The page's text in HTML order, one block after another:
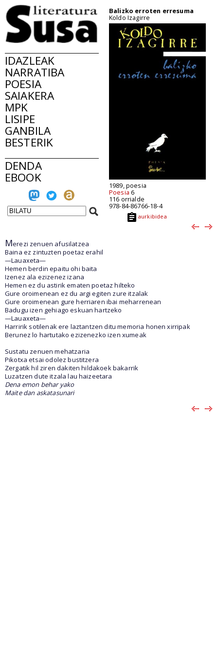
IDAZLEAK
NARRATIBA
POESIA
SAIAKERA
MPK
LISIPE
GANBILA
BESTERIK
DENDA
EBOOK
Balizko erroten erresuma
Koldo Izagirre
1989, poesia
Poesia 6
116 orrialde
978-84-86766-18-4
aurkibidea
Merezi zenuen afusilatzea
Baina ez zintuzten poetaz erahil
—Lauaxeta—
Hemen berdin epaitu ohi baita
Izenez ala ezizenez izana
Hemen ez du astirik ematen poetaz hilteko
Gure oroimenean ez du argi egiten zure itzalak
Gure oroimenean gure herriaren ibai meharrenean
Badugu izen gehiago eskuan hartzeko
—Lauaxeta—
Harririk sotilenak ere laztantzen ditu memoria honen xirripak
Berunez lo hartutako ezizenezko izen xumeak
Sustatu zenuen mehatzaria
Pikotxa etsai odolez bustitzera
Zergatik hil ziren dakiten hildakoek bakarrik
Luzatzen dute itzala lau haizeetara
Dena emon behar yako
Maite dan askatasunari